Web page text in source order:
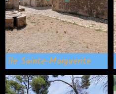
île Sainte-Marguerite